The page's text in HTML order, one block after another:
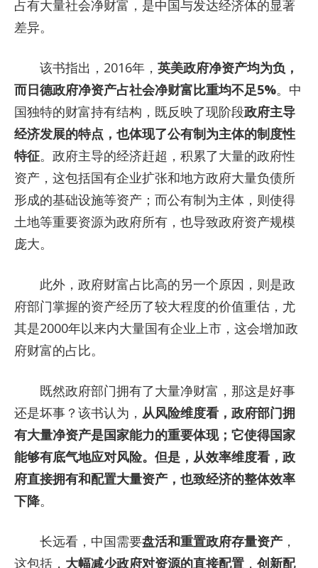
占有大量社会净财富，是中国与发达经济体的显著
差异。
该书指出，2016年， 英美政府净资产均为负，
而日德政府净资产占社会净财富比重均不足5%。中
国独特的财富持有结构，既反映了现阶段政府主导
经济发展的特点，也体现了公有制为主体的制度性
特征。政府主导的经济赶超，积累了大量的政府性
资产，这包括国有企业扩张和地方政府大量负债所
形成的基础设施等资产；而公有制为主体，则使得
土地等重要资源为政府所有，也导致政府资产规模
庞大。
此外，政府财富占比高的另一个原因，则是政
府部门掌握的资产经历了较大程度的价值重估，尤
其是2000年以来内大量国有企业上市，这会增加政
府财富的占比。
既然政府部门拥有了大量净财富，那这是好事
还是坏事？该书认为， 从风险维度看，政府部门拥
有大量净资产是国家能力的重要体现；它使得国家
能够有底气地应对风险。但是，从效率维度看，政
府直接拥有和配置大量资产，也致经济的整体效率
下降。
长远看，中国需要盘活和重置政府存量资产 ，
这包括， 大幅减少政府对资源的直接配置 ， 创新配